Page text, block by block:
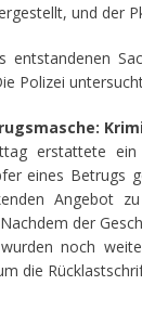
und der
entstandenen
Polizei
erstattete
eines Betrugs
Angebot
der
noch
die